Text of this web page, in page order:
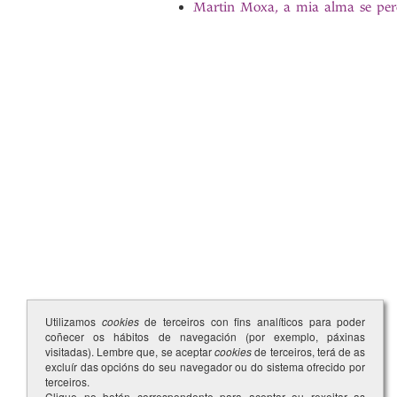
Martin Moxa, a mia alma se
Utilizamos cookiesde terceiros con fins analíticos para poder
coñecer os hábitos de navegación (por exemplo, páxinas
visitadas). Lembre que, se aceptarcookiesde terceiros, terá de as
excluír das opcións do seu navegador ou do sistema ofrecido por
terceiros.